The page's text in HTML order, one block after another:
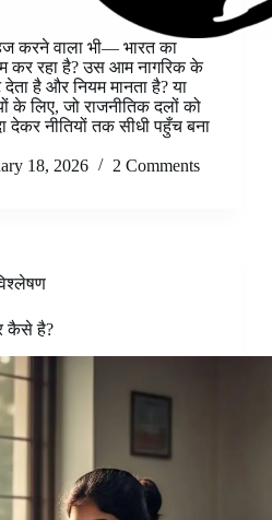
करने वाला भी— भारत का
कर रहा है? उस आम नागरिक के
है और नियम मानता है? या
के लिए, जो राजनीतिक दलों को
देकर नीतियों तक सीधी पहुँच बना
18, 2026 2 Comments
कैसे है?